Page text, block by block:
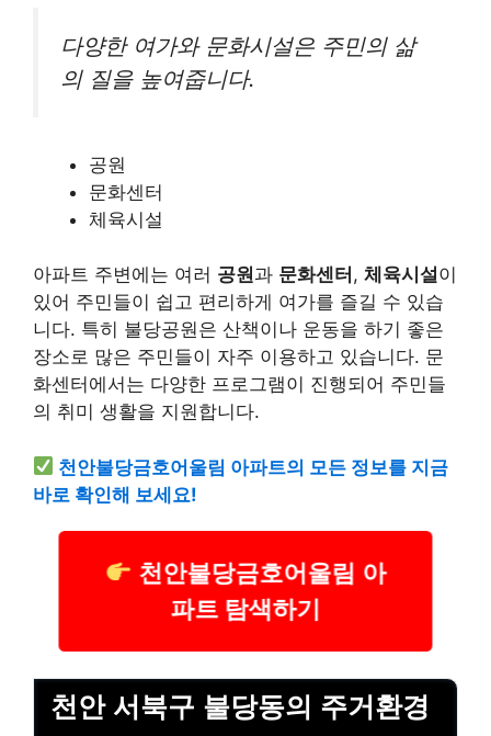
다양한 여가와 문화시설은 주민의 삶
의 질을 높여줍니다.
공원
문화센터
체육시설
아파트 주변에는 여러 공원과 문화센터 , 체육시설이
있어 주민들이 쉽고 편리하게 여가를 즐길 수 있습
니다. 특히 불당공원은 산책이나 운동을 하기 좋은
장소로 많은 주민들이 자주 이용하고 있습니다. 문
화센터에서는 다양한 프로그램이 진행되어 주민들
의 취미 생활을 지원합니다.
천안불당금호어울림 아파트의 모든 정보를 지금
바로 확인해 보세요!
천안불당금호어울림 아
파트 탐색하기
천안 서북구 불당동의 주거환경